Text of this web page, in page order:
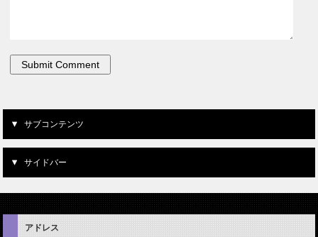
サブコンテンツ
サイドバー
アドレス